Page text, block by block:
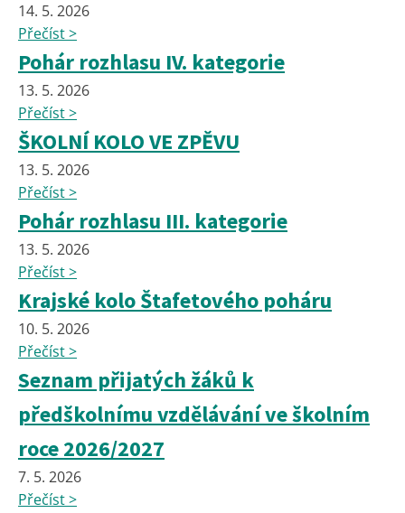
14. 5. 2026
Přečíst >
Pohár rozhlasu IV. kategorie
13. 5. 2026
Přečíst >
ŠKOLNÍ KOLO VE ZPĚVU
13. 5. 2026
Přečíst >
Pohár rozhlasu III. kategorie
13. 5. 2026
Přečíst >
Krajské kolo Štafetového poháru
10. 5. 2026
Přečíst >
Seznam přijatých žáků k
předškolnímu vzdělávání ve školním
roce 2026/2027
7. 5. 2026
Přečíst >